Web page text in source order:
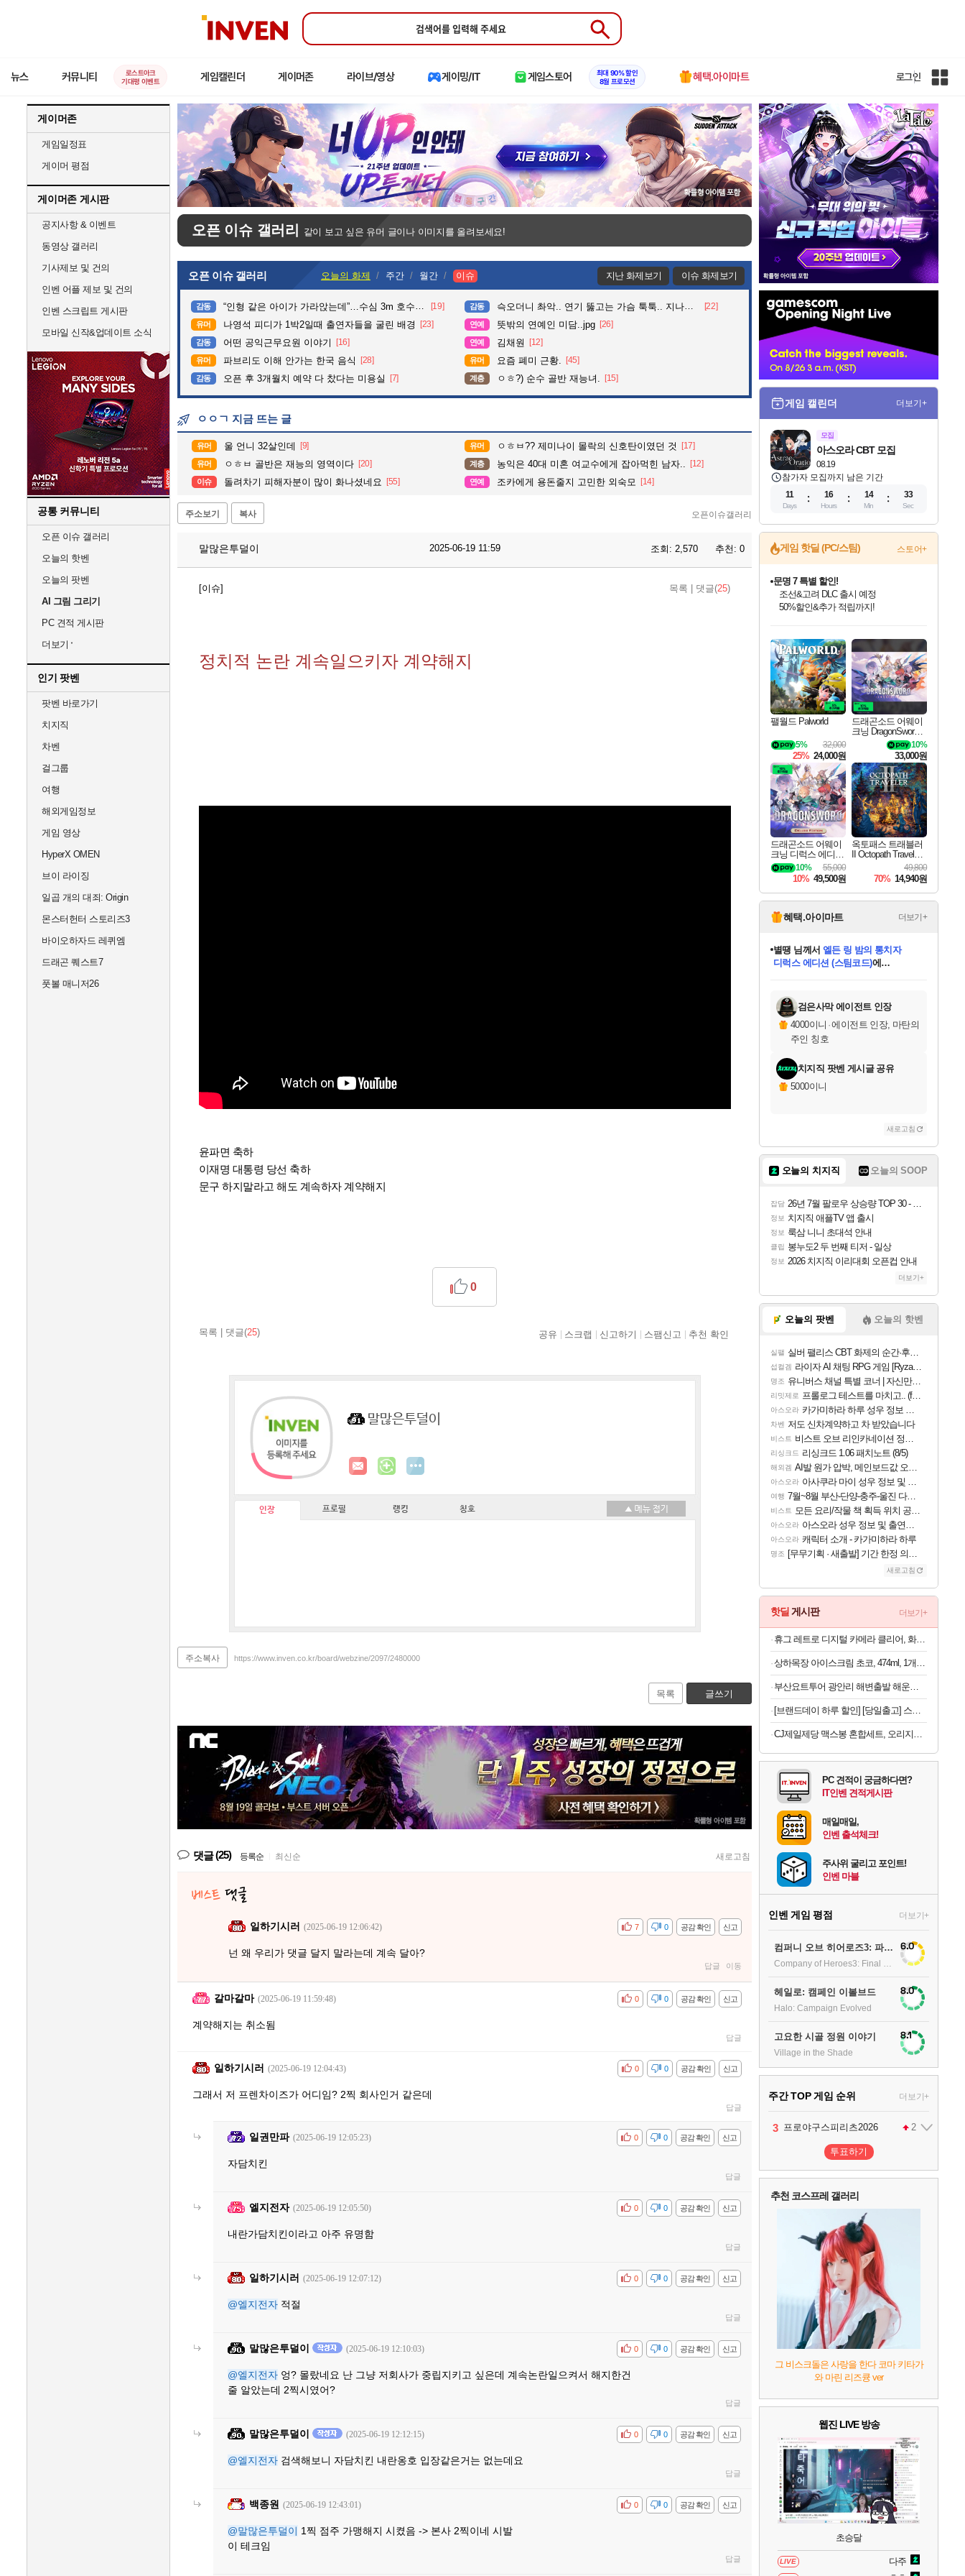
인
Submit
뉴스 커뮤니티
로스트아크
기대평 이벤트
게임캘린더 게이머존 라이브/영상 게이밍/IT 게임스토어
최대 90% 할인
8월 프로모션
혜택.아이마트 로그인
인
게이머존
게임일정표
게이머 평점
게이머존 게시판
공지사항 & 이벤트
동영상 갤러리
기사제보 및 건의
인벤 어플 제보 및 건의
인벤 스크립트 게시판
모바일 신작&업데이트 소식
공통 커뮤니티
오픈 이슈 갤러리
오늘의 핫벤
오늘의 팟벤
AI 그림 그리기
PC 견적 게시판
더보기
인기 팟벤
팟벤 바로가기
치지직
차벤
걸그룹
여행
해외게임정보
게임 영상
HyperX OMEN
브이 라이징
일곱 개의 대죄: Origin
몬스터헌터 스토리즈3
바이오하자드 레퀴엠
드래곤 퀘스트7
풋볼 매니저26
오픈 이슈 갤러리 같이 보고 싶은 유머 글이나 이미지를 올려보세요!
오픈 이슈 갤러리 오늘의 화제 주간 월간 이슈 지난 화제보기 이슈 화제보기
감동 “인형 같은 아이가 가라앉는데”…수심 3m 호수 뛰어든 60대 의인 [19] 감동 슥오더니 촤악.. 연기 뚫고는 가슴 툭툭.. 지나가던 아재의 정체 [22]
유머 나영석 피디가 1박2일때 출연자들을 굴린 배경 [23] 연예 뜻밖의 연예인 미담..jpg [26]
감동 어떤 공익근무요원 이야기 [16] 연예 김채원 [12]
유머 파브리도 이해 안가는 한국 음식 [28] 유머 요즘 폐미 근황. [45]
감동 오픈 후 3개월치 예약 다 찼다는 미용실 [7] 계층 ㅇㅎ?) 순수 골반 재능녀. [15]
ㅇㅇㄱ 지금 뜨는 글
유머 울 언니 32살인데 [9] 유머 ㅇㅎㅂ?? 제미나이 몰락의 신호탄이였던 것 [17]
유머 ㅇㅎㅂ 골반은 재능의 영역이다 [20] 계층 농익은 40대 미혼 여교수에게 잡아먹힌 남자.. [12]
이슈 돌려차기 피해자분이 많이 화나셨네요 [55] 연예 조카에게 용돈줄지 고민한 외숙모 [14]
주소보기 복사 오픈이슈갤러리
말많은투덜이 2025-06-19 11:59 조회: 2,570 추천: 0
[이슈] 목록 댓글(25)
정치적 논란 계속일으키자 계약해지
윤파면 축하
이재명 대통령 당선 축하
문구 하지말라고 해도 계속하자 계약해지
목록 | 댓글(25)
0
공유 스크랩 신고하기 스팸신고 추천 확인
말많은투덜이
인장 프로필 랭킹 칭호
주소복사 https://www.inven.co.kr/board/webzine/2097/2480000
목록 글쓰기
댓글(25) 등록순 최신순 새로고침
일하기시러 (2025-06-19 12:06:42) 신고
공감 확인
비공감 0
7
넌 왜 우리가 댓글 달지 말라는데 계속 달아?
답글 이동
갈마갈마 (2025-06-19 11:59:48) 신고
공감 확인
비공감 0
0
계약해지는 취소됨
답글
일하기시러 (2025-06-19 12:04:43) 신고
공감 확인
비공감 0
0
그래서 저 프렌차이즈가 어디임? 2찍 회사인거 같은데
답글
일권만파 (2025-06-19 12:05:23) 신고
공감 확인
비공감 0
0
자담치킨
답글
엘지전자 (2025-06-19 12:05:50) 신고
공감 확인
비공감 0
0
내란가담치킨이라고 아주 유명함
답글
일하기시러 (2025-06-19 12:07:12) 신고
공감 확인
비공감 0
0
@엘지전자 적절
답글
말많은투덜이 (2025-06-19 12:10:03) 신고
공감 확인
비공감 0
0
@엘지전자 엉? 몰랐네요 난 그냥 저회사가 중립지키고 싶은데 계속논란일으켜서 해지한건
줄 알았는데 2찍시였어?
답글
말많은투덜이 (2025-06-19 12:12:15) 신고
공감 확인
비공감 0
0
@엘지전자 검색해보니 자담치킨 내란옹호 입장같은거는 없는데요
답글
백종원 (2025-06-19 12:43:01) 신고
공감 확인
비공감 0
0
@말많은투덜이 1찍 점주 가맹해지 시켰음 -> 본사 2찍이네 시발
이 테크임
답글
벤
게임 캘린더 더보기+
모집
08.19
아스오라 CBT 모집
참가자 모집까지 남은 기간
11
Days
16
Hours
14
Min
32
Sec
게임 핫딜 (PC/스팀) 스토어+
최대 90% 할인가를 만나보세요!
네이버혜택과 함께 만나보세요!
문명 7 특별 할인!
조선&고려 DLC 출시 예정
50%할인&추가 적립까지!
네이버 포인트 혜택까지!
이니&베니 혜택까지!
네이버 혜택가와 함께 예약하세요!
할인&네이버혜택으로 만나보세요!
네이버페이 혜택과 만나보세요!
40주년 프로모션으로 만나보세요!
할인가에 만나보세요!
일부 에디션 상시 할인!
혜택으로 예약 판매 중
편안하게 충전하세요
팰월드 Palworld
32,000
5%
25% 24,000원
드래곤소드 어웨이
크닝 DragonSword A
10%
33,000원
드래곤소드 어웨이
크닝 디럭스 에디션
DragonSword Awake
ning Deluxe Edition
55,000
10%
10% 49,500원
옥토패스 트래블러
II Octopath Traveler I
49,800
70% 14,940원
혜택.아이마트 더보기+
교환.
별땡 님께서 엘든 링 밤의 통치자
디럭스 에디션 (스팀코드)에
당첨되셨습니다.
당첨되셨습니다.
당첨되셨습니다.
당첨되셨습니다.
당첨되셨습니다.
당첨되셨습니다.
에디션 (스팀코드)를 교환.
당첨되셨습니다.
검은사막 에이전트 인장
4000이니 ·에이전트 인장, 마탄의
주인 칭호
치지직 팟벤 게시글 공유
5000이니
새로고침
오늘의 치지직 오늘의 SOOP
잡담 26년 7월 팔로우 상승량 TOP 30 - 월간 치지직
정보 치지직 애플TV 앱 출시
정보 룩삼 니니 초대석 안내
클립 봉누도2 두 번째 티저 - 일상
정보 2026 치지직 이리대회 오픈컵 안내
더보기+
오늘의 팟벤 오늘의 핫벤
실팰 실버 팰리스 CBT 화제의 순간·후기 모음
섭컬겜 라이자 AI 채팅 RPG 게임 [RyzaChat: AI] 공개
명조 유니버스 채널 특별 코너 | 자신만의 스타일
리밋제로 프롤로그 테스트를 마치고.. (feat. 리아)
아스오라 카가미하라 하루 성우 정보 및 주요 필모
차벤 저도 신차계약하고 차 받았습니다
비스트 비스트 오브 리인카네이션 정보/공략글 모음
리싱크드 리싱크드 1.06 패치노트 (8/5)
해외겜 AI발 원가 압박, 메인보드값 오르나
아스오라 아사쿠라 마이 성우 정보 및 주요 필모
여행 7월~8월 부산-단양-충주-울진 다녀왔어요~
비스트 모든 요리/작물 책 획득 위치 공략 (36개) - 미식가 도전과제
아스오라 아스오라 성우 정보 및 출연작 모음
아스오라 캐릭터 소개 - 카가미하라 하루
명조 [무무기획 · 새출발] 기간 한정 의뢰 이벤트
새로고침
핫딜 게시판 더보기+
휴그 레트로 디지털 카메라 클리어, 화이트
상하목장 아이스크림 초코, 474ml, 1개 + 프로즌 그릭요거트, 350ml, 3종 + 바이오 요거트 파르페, 220ml, 4개
부산요트투어 광안리 해변출발 해운대 더베이101 야경 폭죽 드론쇼 예약 소인 주간 위드요트
[브랜드데이 하루 할인] [당일출고] 스파오키즈 콜라보 반팔 파자마 모음
CJ제일제당 맥스봉 혼합세트, 오리지널 525g 2개 + 치즈 525g 2개, 1세트
PC 견적이 궁금하다면?
IT인벤 견적게시판
매일매일,
인벤 출석체크!
주사위 굴리고 포인트!
인벤 마블
인벤 게임 평점 더보기+
컴퍼니 오브 히어로즈3: 파이널 스탠드 6.0
헤일로: 캠페인 이볼브드
Halo: Campaign Evolved
8.0
고요한 시골 정원 이야기
Village in the Shade
8.1
주간 TOP 게임 순위 더보기+
1 팰월드
2 1
3 프로야구스피리츠2026 2
4 드래곤소드 : 어웨이크닝 2
5 블라인드 삼국 1
리듬 천국 미라클 스타즈
헤일로: 캠페인 이볼브드
캡틴 츠바사 2 월드 파이터즈
투표하기
추천 코스프레 갤러리
그 비스크돌은 사랑을 한다 코마 키타가
와 마린 리즈큥 ver
웹진 LIVE 방송
초승달
LIVE 다주